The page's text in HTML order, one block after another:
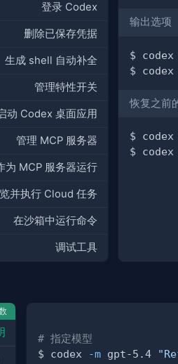
登录 Codex
删除已保存凭据
生成 shell 自动补全
管理特性开关
动 Codex 桌面应用
管理 MCP 服务器
为 MCP 服务器运行
并执行 Cloud 任务
在沙箱中运行命令
调试工具
输出选项
$
$
恢复之前
$
$
# 指定模型
$ codex
-m gpt-5.4